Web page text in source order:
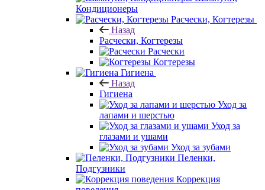
Кондиционеры
Расчески, Когтерезы
Назад
Расчески, Когтерезы
Расчески
Когтерезы
Гигиена
Назад
Гигиена
Уход за
лапами и шерстью
Уход за
глазами и ушами
Уход за зубами
Пеленки,
Подгузники
Коррекция